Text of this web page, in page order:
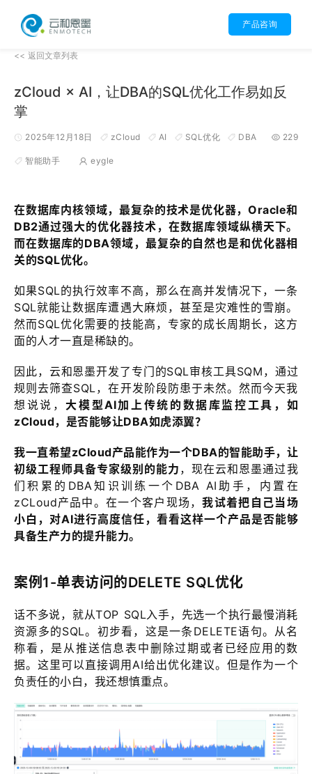
产品咨询
<< 返回文章列表
zCloud × AI，让DBA的SQL优化工作易如反
掌
2025年12月18日 zCloud AI SQL优化 DBA
智能助手 eygle
229
在数据库内核领域，最复杂的技术是优化器，Oracle和
DB2通过强大的优化器技术，在数据库领域纵横天下。
而在数据库的DBA领域，最复杂的自然也是和优化器相
关的SQL优化。
如果SQL的执行效率不高，那么在高并发情况下，一条
SQL就能让数据库遭遇大麻烦，甚至是灾难性的雪崩。
然而SQL优化需要的技能高，专家的成长周期长，这方
面的人才一直是稀缺的。
因此，云和恩墨开发了专门的SQL审核工具SQM，通过
规则去筛查SQL，在开发阶段防患于未然。然而今天我
想说说，大模型AI加上传统的数据库监控工具，如
zCloud，是否能够让DBA如虎添翼？
我一直希望zCloud产品能作为一个DBA的智能助手，让
初级工程师具备专家级别的能力 ，现在云和恩墨通过我
们积累的DBA知识训练一个DBA AI助手，内置在
zCLoud产品中。在一个客户现场，我试着把自己当场
小白，对AI进行高度信任，看看这样一个产品是否能够
具备生产力的提升能力。
案例1-单表访问的DELETE SQL优化
话不多说，就从TOP SQL入手，先选一个执行最慢消耗
资源多的SQL。初步看，这是一条DELETE语句。从名
称看，是从推送信息表中删除过期或者已经应用的数
据。这里可以直接调用AI给出优化建议。但是作为一个
负责任的小白，我还想慎重点。